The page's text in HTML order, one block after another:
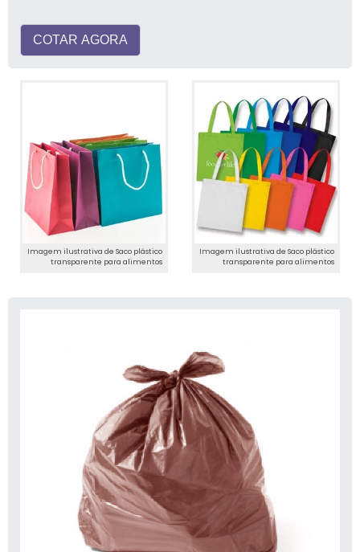
COTAR AGORA
Imagem ilustrativa de Saco plástico
transparente para alimentos
Imagem ilustrativa de Saco plástico
transparente para alimentos